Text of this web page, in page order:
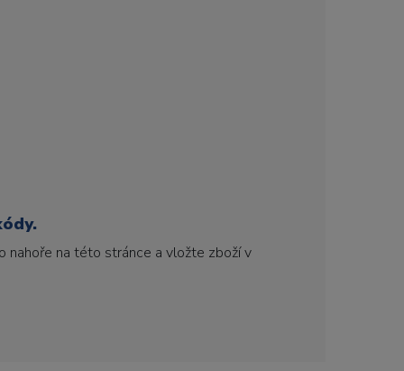
nahoře na této stránce a vložte zboží v